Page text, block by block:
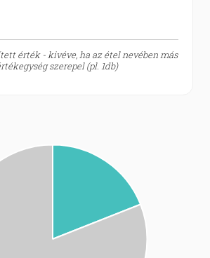
érték - kivéve, ha az étel nevében más
szerepel (pl. 1db)